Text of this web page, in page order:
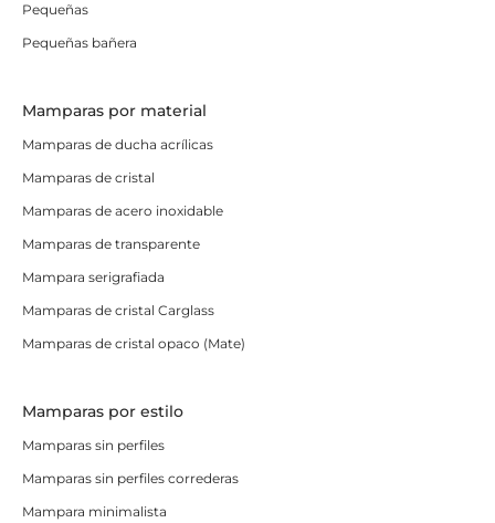
Pequeñas
Pequeñas bañera
Mamparas por material
Mamparas de ducha acrílicas
Mamparas de cristal
Mamparas de acero inoxidable
Mamparas de transparente
Mampara serigrafiada
Mamparas de cristal Carglass
Mamparas de cristal opaco (Mate)
Mamparas por estilo
Mamparas sin perfiles
Mamparas sin perfiles correderas
Mampara minimalista